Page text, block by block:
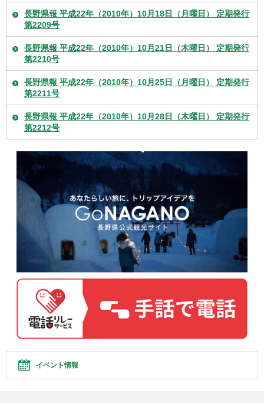
長野県報 平成22年（2010年）10月18日（月曜日） 定期発行
第2209号
長野県報 平成22年（2010年）10月21日（木曜日） 定期発行
第2210号
長野県報 平成22年（2010年）10月25日（月曜日） 定期発行
第2211号
長野県報 平成22年（2010年）10月28日（木曜日） 定期発行
第2212号
イベント情報